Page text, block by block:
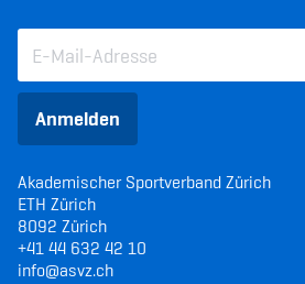
Anmelden
Akademischer Sportverband Zürich
ETH Zürich
8092 Zürich
+41 44 632 42 10
info@asvz.ch